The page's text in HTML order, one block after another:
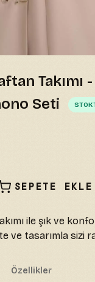
Takımı
Seti
SEPETE EKLE
ile şık ve
ve tasarımla sizi
Özellikler